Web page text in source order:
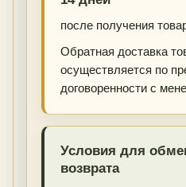
после получения
Обратная доставка
осуществляется по
договоренности с
Условия для
возврата